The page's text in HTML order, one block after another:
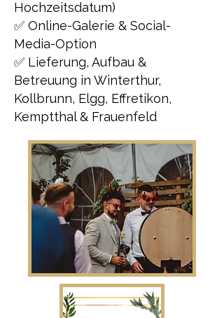
Hochzeitsdatum)
✅ Online-Galerie & Social-
Media-Option
✅ Lieferung, Aufbau &
Betreuung in Winterthur,
Kollbrunn, Elgg, Effretikon,
Kemptthal & Frauenfeld